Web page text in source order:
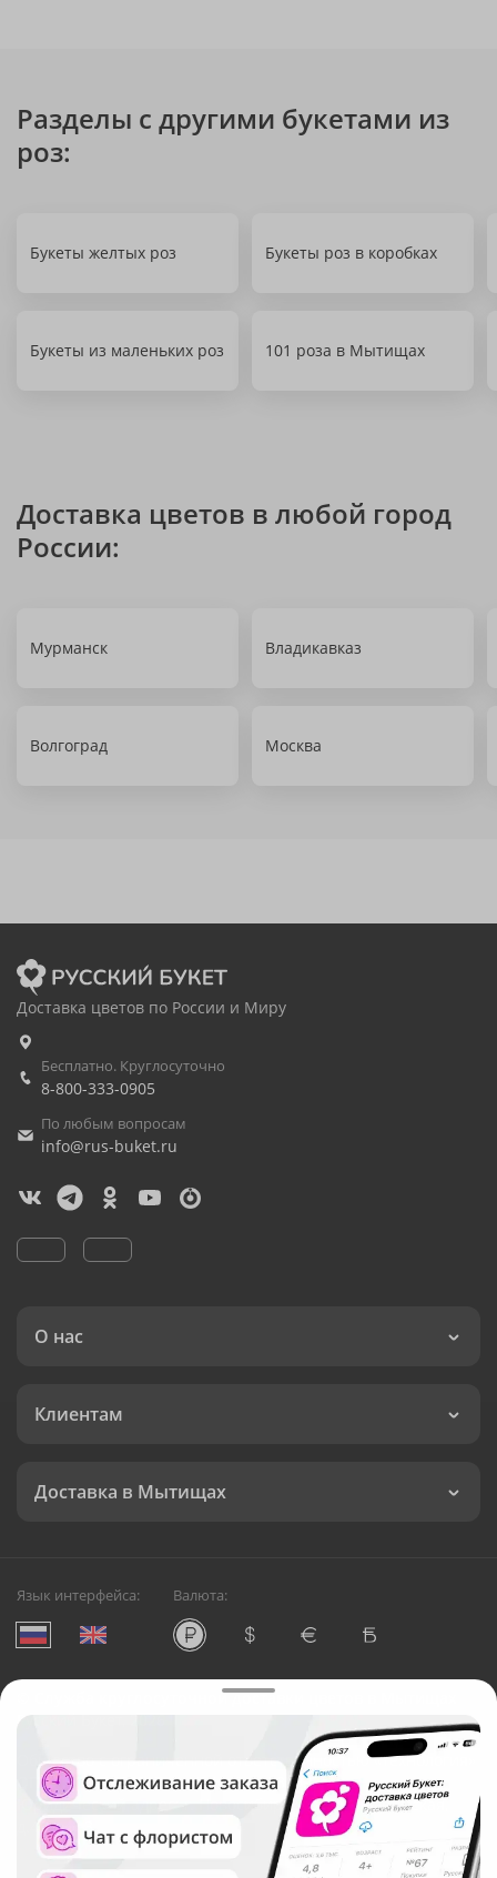
Разделы с другими букетами из
роз:
Букеты желтых роз Букеты роз в коробках
Букеты из маленьких роз 101 роза в Мытищах
Доставка цветов в любой город
России:
Мурманск Владикавказ
Волгоград Москва
Доставка цветов по России и Миру
Бесплатно. Круглосуточно
8-800-333-0905
По любым вопросам
info@rus-buket.ru
О нас
Клиентам
Доставка в Мытищах
Язык интерфейса: Валюта:
Служба круглосуточной доставки цветов в Мытищах
Русский Букет, 2026
Общество с ограниченной ответственностью «Технология»
ОГРН: 1195476081745, ИНН: 5410081997
Юридический адрес: г. Новосибирск, ул. Ипподромская,
д.42, оф. 3